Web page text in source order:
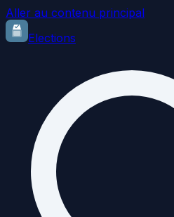
Aller au contenu principal
Elections